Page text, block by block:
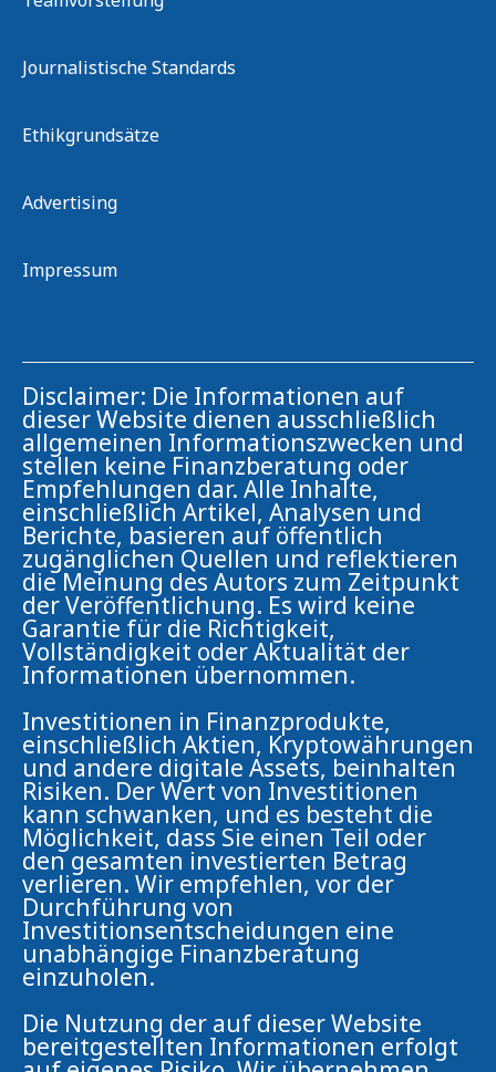
Journalistische Standards
Ethikgrundsätze
Advertising
Impressum
Disclaimer: Die Informationen auf
dieser Website dienen ausschließlich
allgemeinen Informationszwecken und
stellen keine Finanzberatung oder
Empfehlungen dar. Alle Inhalte,
einschließlich Artikel, Analysen und
Berichte, basieren auf öffentlich
zugänglichen Quellen und reflektieren
die Meinung des Autors zum Zeitpunkt
der Veröffentlichung. Es wird keine
Garantie für die Richtigkeit,
Vollständigkeit oder Aktualität der
Informationen übernommen.
Investitionen in Finanzprodukte,
einschließlich Aktien, Kryptowährungen
und andere digitale Assets, beinhalten
Risiken. Der Wert von Investitionen
kann schwanken, und es besteht die
Möglichkeit, dass Sie einen Teil oder
den gesamten investierten Betrag
verlieren. Wir empfehlen, vor der
Durchführung von
Investitionsentscheidungen eine
unabhängige Finanzberatung
einzuholen.
Die Nutzung der auf dieser Website
bereitgestellten Informationen erfolgt